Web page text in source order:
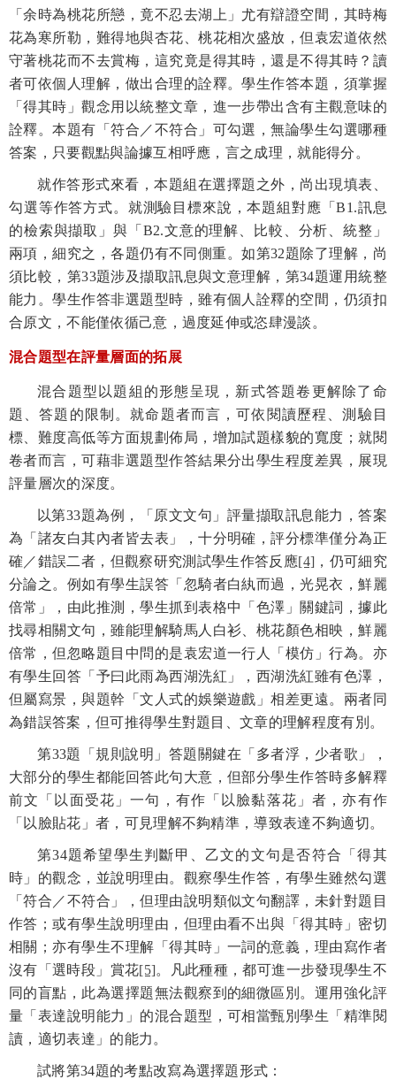
「余時為桃花所戀，竟不忍去湖上」尤有辯證空間，其時梅
花為寒所勒，難得地與杏花、桃花相次盛放，但袁宏道依然
守著桃花而不去賞梅，這究竟是得其時，還是不得其時？讀
者可依個人理解，做出合理的詮釋。學生作答本題，須掌握
「得其時」觀念用以統整文章，進一步帶出含有主觀意味的
詮釋。本題有「符合／不符合」可勾選，無論學生勾選哪種
答案，只要觀點與論據互相呼應，言之成理，就能得分。
就作答形式來看，本題組在選擇題之外，尚出現填表、
勾選等作答方式。就測驗目標來說，本題組對應「B1.訊息
的檢索與擷取」與「 B2.文意的理解、比較、分析、統整」
兩項，細究之，各題仍有不同側重。如第32題除了理解，尚
須比較，第33題涉及擷取訊息與文意理解，第34題運用統整
能力。學生作答非選題型時，雖有個人詮釋的空間，仍須扣
合原文，不能僅依循己意，過度延伸或恣肆漫談。
混合題型在評量層面的拓展
混合題型以題組的形態呈現，新式答題卷更解除了命
題、答題的限制。就命題者而言，可依閱讀歷程、測驗目
標、難度高低等方面規劃佈局，增加試題樣貌的寬度；就閱
卷者而言，可藉非選題型作答結果分出學生程度差異，展現
評量層次的深度。
以第33題為例，「原文文句」評量擷取訊息能力，答案
為「 諸友白其內者皆去表」
，十分明確，評分標準僅分為正
確／錯誤二者，但觀察研究測試學生作答反應[4] ，仍可細究
分論之。例如有學生誤答「忽騎者白紈而過，光晃衣，鮮麗
倍常」，由此推測，學生抓到表格中「色澤」關鍵詞，據此
找尋相關文句，雖能理解騎馬人白衫、桃花顏色相映，鮮麗
倍常，但忽略題目中問的是袁宏道一行人「模仿」行為。亦
有學生回答「予曰此雨為西湖洗紅」，西湖洗紅雖有色澤，
但屬寫景，與題幹「文人式的娛樂遊戲」相差更遠。兩者同
為錯誤答案，但可推得學生對題目、文章的理解程度有別。
第33題「規則說明」答題關鍵在「多者浮，少者歌」，
大部分的學生都能回答此句大意，但部分學生作答時多解釋
前文「以面受花」一句，有作「以臉黏落花」者，亦有作
「以臉貼花」者，可見理解不夠精準，導致表達不夠適切。
第34題希望學生判斷甲、乙文的文句是否符合「得其
時」的觀念，並說明理由。觀察學生作答，有學生雖然勾選
「符合／不符合」，但理由說明類似文句翻譯，未針對題目
作答；或有學生說明理由，但理由看不出與「得其時」密切
相關；亦有學生不理解「得其時」一詞的意義，理由寫作者
沒有「選時段」賞花[5]。凡此種種，都可進一步發現學生不
同的盲點，此為選擇題無法觀察到的細微區別。運用強化評
量「表達說明能力」的混合題型，可相當甄別學生「精準閱
讀，適切表達」的能力。
試將第34題的考點改寫為選擇題形式：